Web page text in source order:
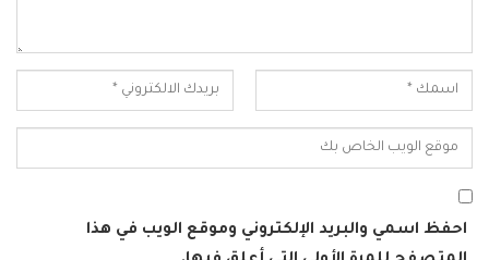
احفظ اسمي والبريد الإلكتروني وموقع الويب في هذا